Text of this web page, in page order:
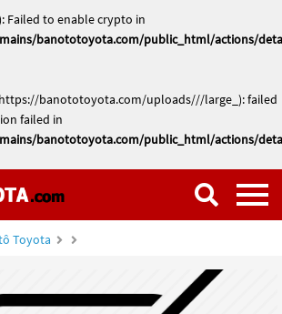
Failed to enable crypto in
banototoyota.com/public_html/actions/
banototoyota.com/uploads///large_): failed
failed in
banototoyota.com/public_html/actions/
Toyota